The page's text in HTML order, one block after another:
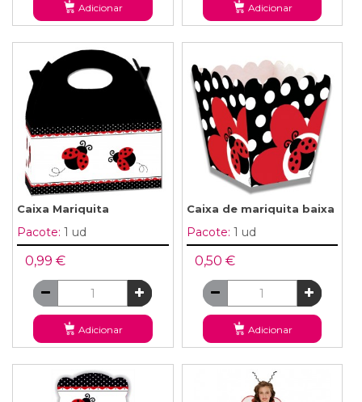
Adicionar Adicionar
Caixa Mariquita
Pacote: 1 ud
0,99 €
Adicionar
Caixa de mariquita baixa
Pacote: 1 ud
0,50 €
Adicionar